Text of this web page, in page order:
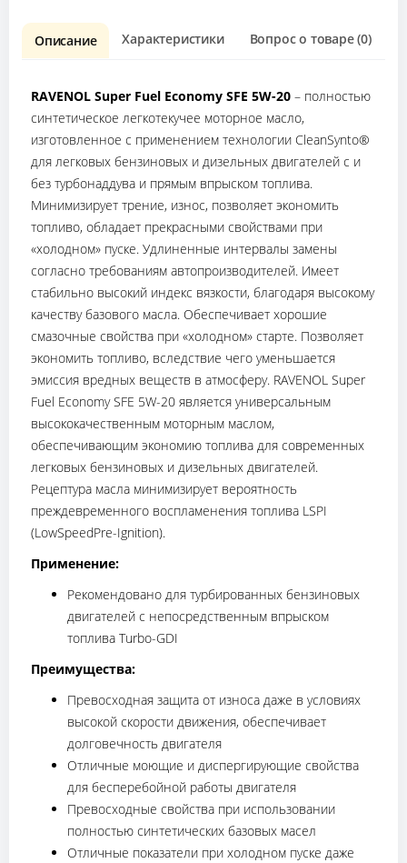
Описание Характеристики Вопрос о товаре (0)
RAVENOL Super Fuel Economy SFE 5W-20 – полностью
синтетическое легкотекучее моторное масло,
изготовленное с применением технологии CleanSynto®
для легковых бензиновых и дизельных двигателей с и
без турбонаддува и прямым впрыском топлива.
Минимизирует трение, износ, позволяет экономить
топливо, обладает прекрасными свойствами при
«холодном» пуске. Удлиненные интервалы замены
согласно требованиям автопроизводителей. Имеет
стабильно высокий индекс вязкости, благодаря высокому
качеству базового масла. Обеспечивает хорошие
смазочные свойства при «холодном» старте. Позволяет
экономить топливо, вследствие чего уменьшается
эмиссия вредных веществ в атмосферу. RAVENOL Super
Fuel Economy SFE 5W-20 является универсальным
высококачественным моторным маслом,
обеспечивающим экономию топлива для современных
легковых бензиновых и дизельных двигателей.
Рецептура масла минимизирует вероятность
преждевременного воспламенения топлива LSPI
(LowSpeedPre-Ignition).
Применение:
Рекомендовано для турбированных бензиновых
двигателей с непосредственным впрыском
топлива Turbo-GDI
Преимущества:
Превосходная защита от износа даже в условиях
высокой скорости движения, обеспечивает
долговечность двигателя
Отличные моющие и диспергирующие свойства
для бесперебойной работы двигателя
Превосходные свойства при использовании
полностью синтетических базовых масел
Отличные показатели при холодном пуске даже